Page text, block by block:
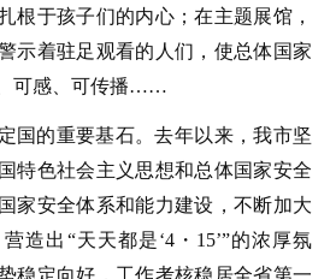
根于孩子们的内心；在主题展馆，
示着驻足观看的人们，使总体国家
可感、可传播……
国的重要基石。去年以来，我市坚
特色社会主义思想和总体国家安全
家安全体系和能力建设，不断加大
造出“天天都是‘4・15’”的浓厚氛
稳定向好，工作考核稳居全省第一